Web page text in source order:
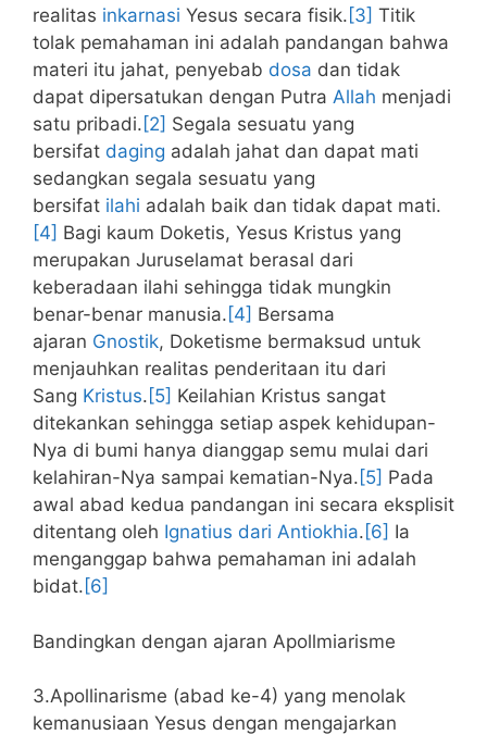
realitas inkarnasi Yesus secara fisik. [3] Titik
tolak pemahaman ini adalah pandangan bahwa
materi itu jahat, penyebab dosa dan tidak
dapat dipersatukan dengan Putra Allah menjadi
satu pribadi. [2] Segala sesuatu yang
bersifat daging adalah jahat dan dapat mati
sedangkan segala sesuatu yang
bersifat ilahi adalah baik dan tidak dapat mati.
[4] Bagi kaum Doketis, Yesus Kristus yang
merupakan Juruselamat berasal dari
keberadaan ilahi sehingga tidak mungkin
benar-benar manusia. [4] Bersama
ajaran Gnostik, Doketisme bermaksud untuk
menjauhkan realitas penderitaan itu dari
Sang Kristus. [5] Keilahian Kristus sangat
ditekankan sehingga setiap aspek kehidupan-
Nya di bumi hanya dianggap semu mulai dari
kelahiran-Nya sampai kematian-Nya. [5] Pada
awal abad kedua pandangan ini secara eksplisit
ditentang oleh Ignatius dari Antiokhia. [6] Ia
menganggap bahwa pemahaman ini adalah
bidat. [6]
Bandingkan dengan ajaran Apollmiarisme
3.Apollinarisme (abad ke-4) yang menolak
kemanusiaan Yesus dengan mengajarkan